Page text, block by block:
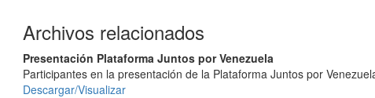
Archivos relacionados
Presentación Plataforma Juntos por Venezuela
Participantes en la presentación de la Plataforma Juntos por
Descargar/Visualizar